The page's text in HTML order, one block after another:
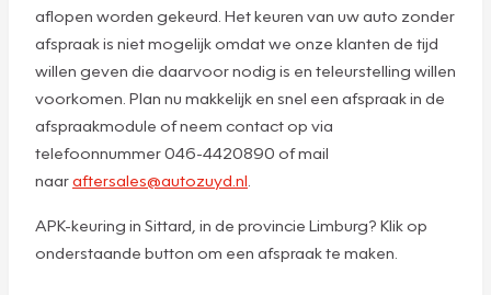
aflopen worden gekeurd. Het keuren van uw auto zonder
afspraak is niet mogelijk omdat we onze klanten de tijd
willen geven die daarvoor nodig is en teleurstelling willen
voorkomen. Plan nu makkelijk en snel een afspraak in de
afspraakmodule of neem contact op via
telefoonnummer 046-4420890 of mail
naaraftersales@autozuyd.nl
APK-keuring in Sittard, in de provincie Limburg? Klik op
onderstaande button om een afspraak te maken.